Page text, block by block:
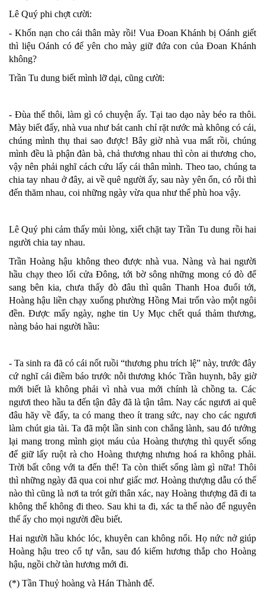
Lê Quý phi chợt cười:
- Khốn nạn cho cái thân mày rồi! Vua Đoan Khánh bị Oánh giết
thì liệu Oánh có để yên cho mày giữ đứa con của Đoan Khánh
không?
Trần Tu dung biết mình lỡ dại, cũng cười:
- Đùa thế thôi, làm gì có chuyện ấy. Tại tao dạo này béo ra thôi.
Mày biết đấy, nhà vua như bát canh chỉ rặt nước mà không có cái,
chúng mình thụ thai sao được! Bây giờ nhà vua mất rồi, chúng
mình đều là phận đàn bà, chả thương nhau thì còn ai thương cho,
vậy nên phải nghĩ cách cứu lấy cái thân mình. Theo tao, chúng ta
chia tay nhau ở đây, ai về quê người ấy, sau này yên ổn, có rỗi thì
đến thăm nhau, coi những ngày vừa qua như thể phù hoa vậy.
Lê Quý phi cảm thấy mủi lòng, xiết chặt tay Trần Tu dung rồi hai
người chia tay nhau.
Trần Hoàng hậu không theo được nhà vua. Nàng và hai người
hầu chạy theo lối cửa Đông, tới bờ sông những mong có đò để
sang bên kia, chưa thấy đò đâu thì quân Thanh Hoa đuổi tới,
Hoàng hậu liền chạy xuống phường Hồng Mai trốn vào một ngôi
đền. Được mấy ngày, nghe tin Uy Mục chết quá thảm thương,
nàng bảo hai người hầu:
- Ta sinh ra đã có cái nốt ruồi “thương phu trích lệ” này, trước đây
cứ nghĩ cái điềm báo trước nỗi thương khóc Trần huynh, bây giờ
mới biết là không phải vì nhà vua mới chính là chồng ta. Các
ngươi theo hầu ta đến tận đây đã là tận tâm. Nay các ngươi ai quê
đâu hãy về đấy, ta có mang theo ít trang sức, nay cho các ngươi
làm chút gia tài. Ta đã một lần sinh con chẳng lành, sau đó tưởng
lại mang trong mình giọt máu của Hoàng thượng thì quyết sống
để giữ lấy ruột rà cho Hoàng thượng nhưng hoá ra không phải.
Trời bất công với ta đến thế! Ta còn thiết sống làm gì nữa! Thôi
thì những ngày đã qua coi như giấc mơ. Hoàng thượng dẫu có thế
nào thì cũng là nơi ta trót gửi thân xác, nay Hoàng thượng đã đi ta
không thể không đi theo. Sau khi ta đi, xác ta thế nào để nguyên
thế ấy cho mọi người đều biết.
Hai người hầu khóc lóc, khuyên can không nổi. Họ nức nở giúp
Hoàng hậu treo cổ tự vẫn, sau đó kiếm hương thắp cho Hoàng
hậu, ngồi chờ tàn hương mới đi.
(*) Tần Thuỷ hoàng và Hán Thành đế.